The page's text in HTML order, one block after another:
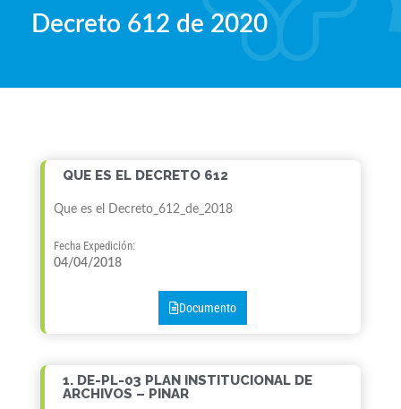
Decreto 612 de 2020
QUE ES EL DECRETO 612
Que es el Decreto_612_de_2018
Fecha Expedición:
04/04/2018
Documento
1. DE-PL-03 PLAN INSTITUCIONAL DE
ARCHIVOS – PINAR